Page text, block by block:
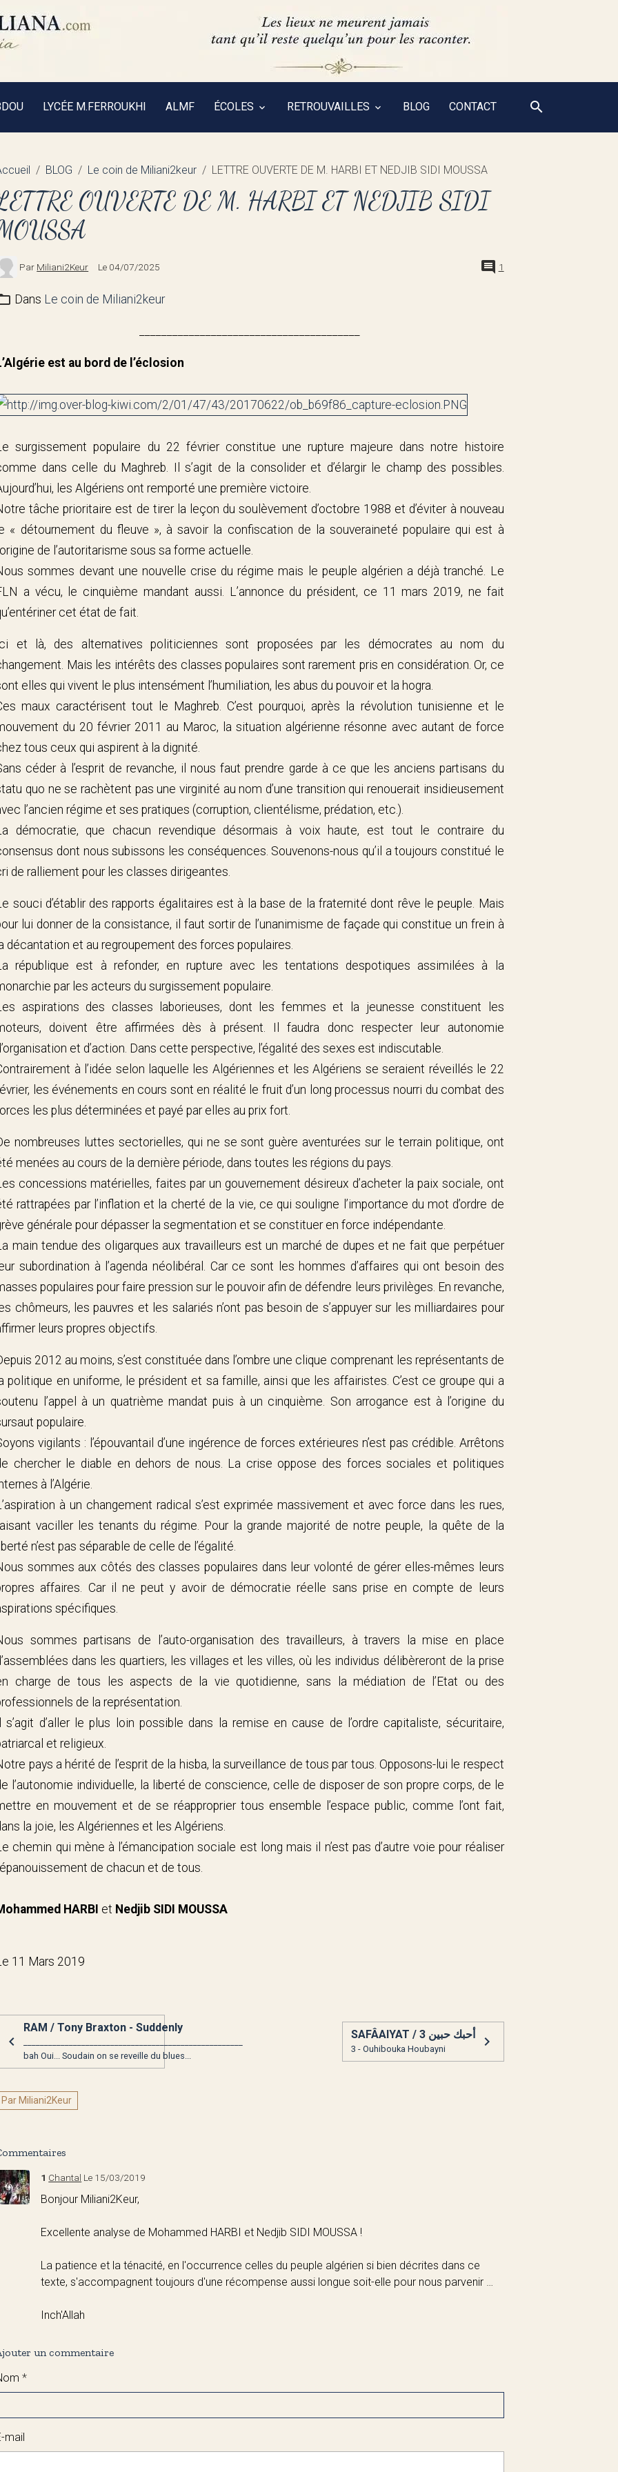
LYCÉE M.FERROUKHI ALMF ÉCOLES RETROUVAILLES BLOG CONTACT
BLOG Le coin de Miliani2keur LETTRE OUVERTE DE M. HARBI ET NEDJIB SIDI MOUSSA
OUVERTE DE M. HARBI ET NEDJIB SIDI
Par Miliani2Keur Le 04/07/2025 1
Dans Le coin de Miliani2keur
est au bord de l’éclosion
surgissement populaire du 22 février constitue une rupture majeure dans notre histoire
dans celle du Maghreb. Il s’agit de la consolider et d’élargir le champ des possibles.
les Algériens ont remporté une première victoire.
tâche prioritaire est de tirer la leçon du soulèvement d’octobre 1988 et d’éviter à nouveau
« détournement du fleuve », à savoir la confiscation de la souveraineté populaire qui est à
de l’autoritarisme sous sa forme actuelle.
sommes devant une nouvelle crise du régime mais le peuple algérien a déjà tranché. Le
a vécu, le cinquième mandant aussi. L’annonce du président, ce 11 mars 2019, ne fait
cet état de fait.
et là, des alternatives politiciennes sont proposées par les démocrates au nom du
Mais les intérêts des classes populaires sont rarement pris en considération. Or, ce
elles qui vivent le plus intensément l’humiliation, les abus du pouvoir et la hogra.
maux caractérisent tout le Maghreb. C’est pourquoi, après la révolution tunisienne et le
du 20 février 2011 au Maroc, la situation algérienne résonne avec autant de force
tous ceux qui aspirent à la dignité.
céder à l’esprit de revanche, il nous faut prendre garde à ce que les anciens partisans du
quo ne se rachètent pas une virginité au nom d’une transition qui renouerait insidieusement
l’ancien régime et ses pratiques (corruption, clientélisme, prédation, etc.).
démocratie, que chacun revendique désormais à voix haute, est tout le contraire du
dont nous subissons les conséquences. Souvenons-nous qu’il a toujours constitué le
de ralliement pour les classes dirigeantes.
souci d’établir des rapports égalitaires est à la base de la fraternité dont rêve le peuple. Mais
lui donner de la consistance, il faut sortir de l’unanimisme de façade qui constitue un frein à
décantation et au regroupement des forces populaires.
république est à refonder, en rupture avec les tentations despotiques assimilées à la
par les acteurs du surgissement populaire.
aspirations des classes laborieuses, dont les femmes et la jeunesse constituent les
doivent être affirmées dès à présent. Il faudra donc respecter leur autonomie
et d’action. Dans cette perspective, l’égalité des sexes est indiscutable.
à l’idée selon laquelle les Algériennes et les Algériens se seraient réveillés le 22
les événements en cours sont en réalité le fruit d’un long processus nourri du combat des
les plus déterminées et payé par elles au prix fort.
nombreuses luttes sectorielles, qui ne se sont guère aventurées sur le terrain politique, ont
menées au cours de la dernière période, dans toutes les régions du pays.
concessions matérielles, faites par un gouvernement désireux d’acheter la paix sociale, ont
rattrapées par l’inflation et la cherté de la vie, ce qui souligne l’importance du mot d’ordre de
générale pour dépasser la segmentation et se constituer en force indépendante.
main tendue des oligarques aux travailleurs est un marché de dupes et ne fait que perpétuer
subordination à l’agenda néolibéral. Car ce sont les hommes d’affaires qui ont besoin des
populaires pour faire pression sur le pouvoir afin de défendre leurs privilèges. En revanche,
chômeurs, les pauvres et les salariés n’ont pas besoin de s’appuyer sur les milliardaires pour
leurs propres objectifs.
2012 au moins, s’est constituée dans l’ombre une clique comprenant les représentants de
politique en uniforme, le président et sa famille, ainsi que les affairistes. C’est ce groupe qui a
l’appel à un quatrième mandat puis à un cinquième. Son arrogance est à l’origine du
populaire.
vigilants : l’épouvantail d’une ingérence de forces extérieures n’est pas crédible. Arrêtons
chercher le diable en dehors de nous. La crise oppose des forces sociales et politiques
à l’Algérie.
à un changement radical s’est exprimée massivement et avec force dans les rues,
vaciller les tenants du régime. Pour la grande majorité de notre peuple, la quête de la
n’est pas séparable de celle de l’égalité.
sommes aux côtés des classes populaires dans leur volonté de gérer elles-mêmes leurs
affaires. Car il ne peut y avoir de démocratie réelle sans prise en compte de leurs
spécifiques.
sommes partisans de l’auto-organisation des travailleurs, à travers la mise en place
dans les quartiers, les villages et les villes, où les individus délibèreront de la prise
charge de tous les aspects de la vie quotidienne, sans la médiation de l’Etat ou des
de la représentation.
s’agit d’aller le plus loin possible dans la remise en cause de l’ordre capitaliste, sécuritaire,
et religieux.
pays a hérité de l’esprit de la hisba, la surveillance de tous par tous. Opposons-lui le respect
l’autonomie individuelle, la liberté de conscience, celle de disposer de son propre corps, de le
en mouvement et de se réapproprier tous ensemble l’espace public, comme l’ont fait,
la joie, les Algériennes et les Algériens.
chemin qui mène à l’émancipation sociale est long mais il n’est pas d’autre voie pour réaliser
de chacun et de tous.
HARBI et Nedjib SIDI MOUSSA
11 Mars 2019
RAM / Tony Braxton - Suddenly
bah Oui... Soudain on se reveille du blues...
SAFÂAIYAT / 3 أحبك حبين
3 - Ouhibouka Houbayni
Par Miliani2Keur
1 Chantal Le 15/03/2019
Bonjour Miliani2Keur,
Excellente analyse de Mohammed HARBI et Nedjib SIDI MOUSSA !
La patience et la ténacité, en l'occurrence celles du peuple algérien si bien décrites dans ce
texte, s'accompagnent toujours d'une récompense aussi longue soit-elle pour nous parvenir …
Inch'Allah
un commentaire
mail